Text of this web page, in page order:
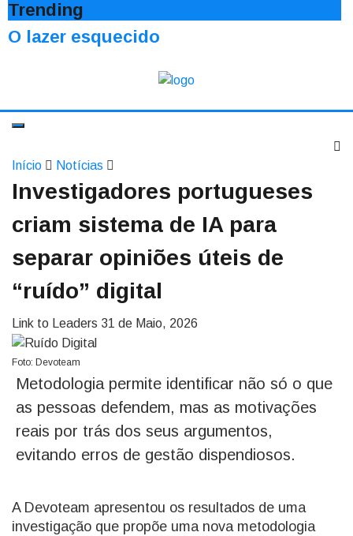
Trending
O lazer esquecido
Início Notícias
Investigadores portugueses
criam sistema de IA para
separar opiniões úteis de
“ruído” digital
Link to Leaders 31 de Maio, 2026
Foto: Devoteam
Metodologia permite identificar não só o que
as pessoas defendem, mas as motivações
reais por trás dos seus argumentos,
evitando erros de gestão dispendiosos.
A Devoteam apresentou os resultados de uma
investigação que propõe uma nova metodologia